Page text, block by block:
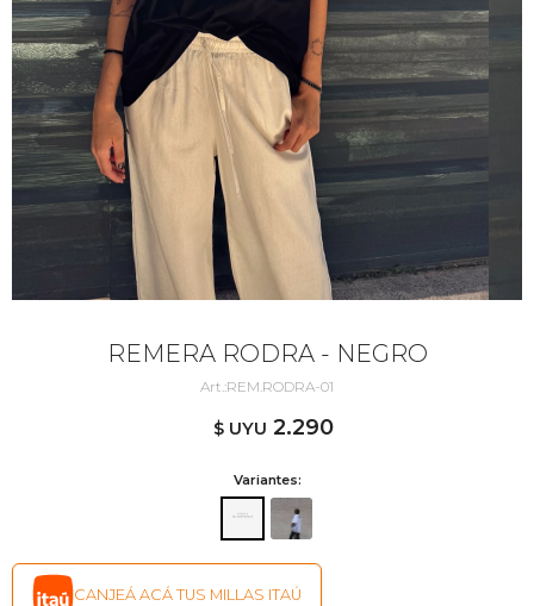
REMERA RODRA - NEGRO
REM.RODRA-01
$ UYU 2.290
Variantes:
CANJEÁ ACÁ TUS MILLAS ITAÚ